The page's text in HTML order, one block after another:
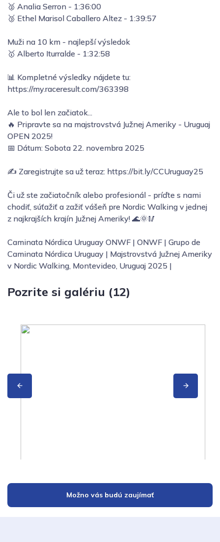
🥈 Analia Serron - 1:36:00
🥉 Ethel Marisol Caballero Altez - 1:39:57
Muži na 10 km - najlepší výsledok
🥇 Alberto Iturralde - 1:32:58
📊 Kompletné výsledky nájdete tu:
https://my.raceresult.com/363398
Ale to bol len začiatok...
🔥 Pripravte sa na majstrovstvá Južnej Ameriky - Uruguaj
OPEN 2025!
📅 Dátum: Sobota 22. novembra 2025
✍️ Zaregistrujte sa už teraz: https://bit.ly/CCUruguay25
Či už ste začiatočník alebo profesionál - príďte s nami
chodiť, súťažiť a zažiť vášeň pre Nordic Walking v jednej
z najkrajších krajín Južnej Ameriky! 🌊🌞🥢
Caminata Nórdica Uruguay ONWF | ONWF | Grupo de
Caminata Nórdica Uruguay | Majstrovstvá Južnej Ameriky
v Nordic Walking, Montevideo, Uruguaj 2025 |
Pozrite si galériu (12)
Možno vás budú zaujímať